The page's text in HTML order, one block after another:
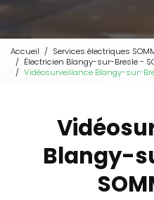
Accueil
Services électriques
Électricien Blangy-sur-Bresle -
Vidéosurveillance Blangy-sur-
Blangy-